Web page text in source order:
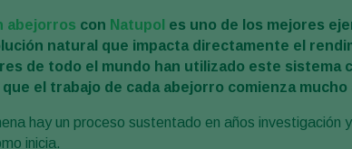
abejorros con Natupol es uno de los mejores
natural que impacta directamente el
de todo el mundo han utilizado este sistema
el trabajo de cada abejorro comienza
hay un proceso sustentado en años investigación
inicia.